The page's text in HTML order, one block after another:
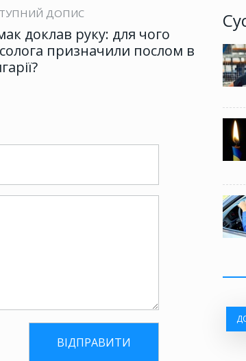
ДОПИС
доклав руку: для чого
призначили послом в